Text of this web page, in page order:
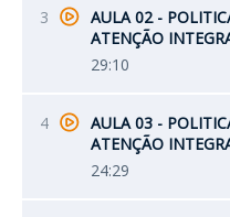
3
AULA 02 -
ATENÇÃO
29:10
4
AULA 03 -
ATENÇÃO
24:29